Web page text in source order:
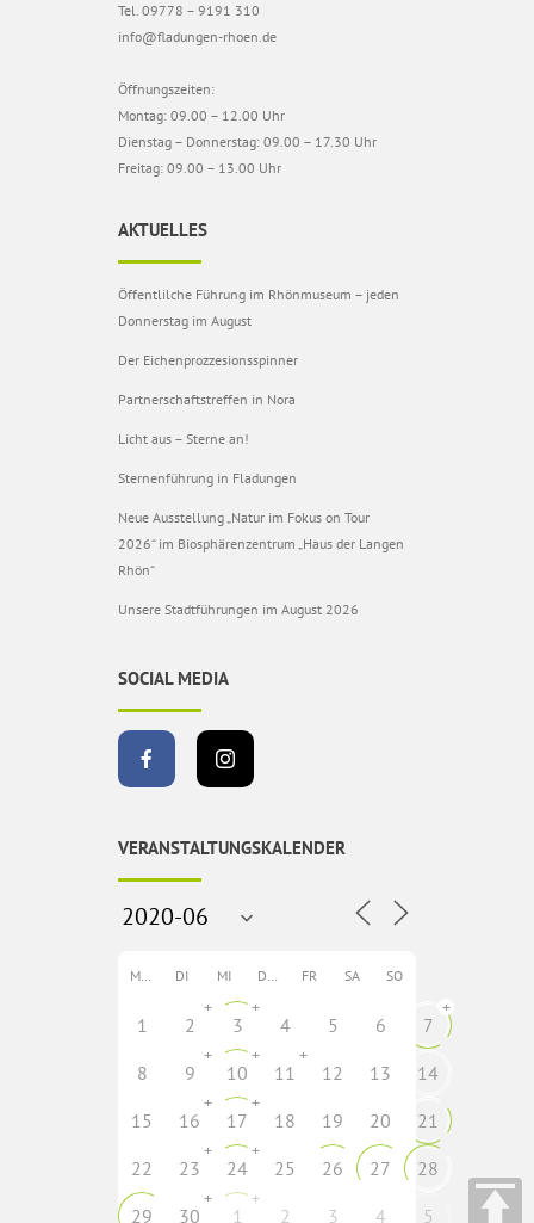
Tel. 09778 – 9191 310
info@fladungen-rhoen.de
Öffnungszeiten:
Montag: 09.00 – 12.00 Uhr
Dienstag – Donnerstag: 09.00 – 17.30 Uhr
Freitag: 09.00 – 13.00 Uhr
AKTUELLES
Öffentlilche Führung im Rhönmuseum – jeden
Donnerstag im August
Der Eichenprozzesionsspinner
Partnerschaftstreffen in Nora
Licht aus – Sterne an!
Sternenführung in Fladungen
Neue Ausstellung „Natur im Fokus on Tour
2026“ im Biosphärenzentrum „Haus der Langen
Rhön“
Unsere Stadtführungen im August 2026
SOCIAL MEDIA
VERANSTALTUNGSKALENDER
MO DI MI DO FR SA SO
1 2
+
3
+
4 5 6 7
+
8 9
+
10
+
11
+
12 13
14
15
16
+
17
+
18 19 20
21
22
23
+
24
+
25 26 27
28
29
30
+
1
+
2 3 4 5